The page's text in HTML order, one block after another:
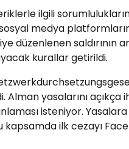
ilgili
medya
düzenlenen
kurallar getirildi.
yasalarını
isteniyor.
ilk cezayı